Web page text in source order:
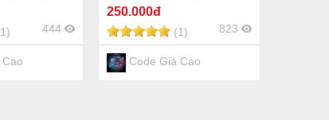
444
250.000đ
(1) 823
Code Giá Cao